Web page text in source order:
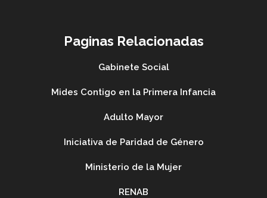
Paginas Relacionadas
Gabinete Social
Mides Contigo en la Primera Infancia
Adulto Mayor
Iniciativa de Paridad de Género
Ministerio de la Mujer
RENAB